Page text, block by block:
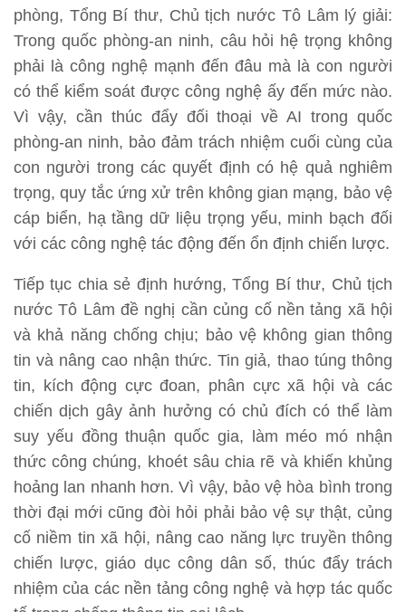
phòng, Tổng Bí thư, Chủ tịch nước Tô Lâm lý giải:
Trong quốc phòng-an ninh, câu hỏi hệ trọng không
phải là công nghệ mạnh đến đâu mà là con người
có thể kiểm soát được công nghệ ấy đến mức nào.
Vì vậy, cần thúc đẩy đối thoại về AI trong quốc
phòng-an ninh, bảo đảm trách nhiệm cuối cùng của
con người trong các quyết định có hệ quả nghiêm
trọng, quy tắc ứng xử trên không gian mạng, bảo vệ
cáp biển, hạ tầng dữ liệu trọng yếu, minh bạch đối
với các công nghệ tác động đến ổn định chiến lược.
Tiếp tục chia sẻ định hướng, Tổng Bí thư, Chủ tịch
nước Tô Lâm đề nghị cần củng cố nền tảng xã hội
và khả năng chống chịu; bảo vệ không gian thông
tin và nâng cao nhận thức. Tin giả, thao túng thông
tin, kích động cực đoan, phân cực xã hội và các
chiến dịch gây ảnh hưởng có chủ đích có thể làm
suy yếu đồng thuận quốc gia, làm méo mó nhận
thức công chúng, khoét sâu chia rẽ và khiến khủng
hoảng lan nhanh hơn. Vì vậy, bảo vệ hòa bình trong
thời đại mới cũng đòi hỏi phải bảo vệ sự thật, củng
cố niềm tin xã hội, nâng cao năng lực truyền thông
chiến lược, giáo dục công dân số, thúc đẩy trách
nhiệm của các nền tảng công nghệ và hợp tác quốc